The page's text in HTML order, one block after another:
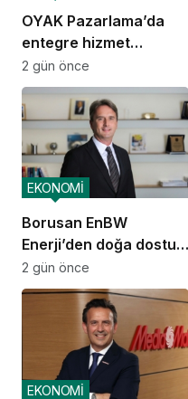
OYAK Pazarlama’da
entegre hizmet
ekosistemi kuruluyor
2 gün önce
Borusan EnBW
Enerji’den doğa dostu
proje
EKONOMİ
2 gün önce
EKONOMİ